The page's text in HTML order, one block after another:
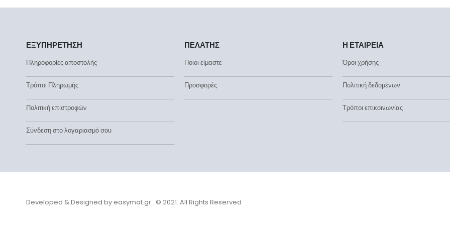
ΕΞΥΠΗΡΕΤΗΣΗ
Πληροφορίες αποστολής
Τρόποι Πληρωμής
Πολιτική επιστροφών
Σύνδεση στο λογαριασμό σου
ΠΕΛΑΤΗΣ
Ποιοι είμαστε
Προσφορές
Η ΕΤΑΙΡΕΙΑ
Όροι χρήσης
Πολιτική δεδομένων
Τρόποι επικοινωνίας
Developed & Designed by easymat.gr . © 2021. All Rights Reserved